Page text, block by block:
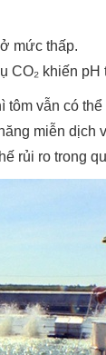
mức thấp.
CO₂ khiến pH
vẫn có
miễn dịch
rủi ro trong